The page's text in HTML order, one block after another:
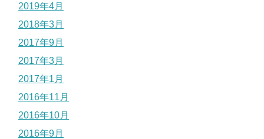
2019年4月
2018年3月
2017年9月
2017年3月
2017年1月
2016年11月
2016年10月
2016年9月